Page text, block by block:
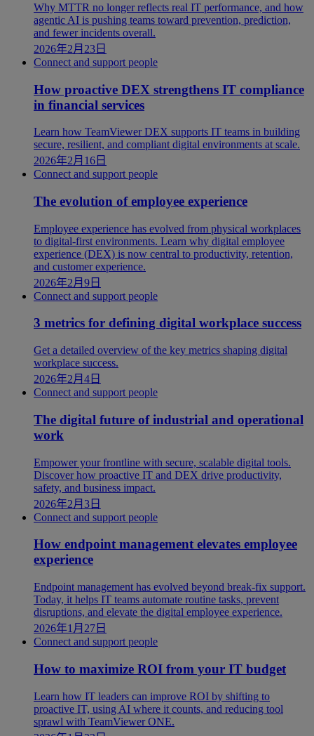
Why MTTR no longer reflects real IT performance, and how
agentic AI is pushing teams toward prevention, prediction,
and fewer incidents overall.
2026年2月23日
Connect and support people
How proactive DEX strengthens IT compliance
in financial services
Learn how TeamViewer DEX supports IT teams in building
secure, resilient, and compliant digital environments at scale.
2026年2月16日
Connect and support people
The evolution of employee experience
Employee experience has evolved from physical workplaces
to digital-first environments. Learn why digital employee
experience (DEX) is now central to productivity, retention,
and customer experience.
2026年2月9日
Connect and support people
3 metrics for defining digital workplace success
Get a detailed overview of the key metrics shaping digital
workplace success.
2026年2月4日
Connect and support people
The digital future of industrial and operational
work
Empower your frontline with secure, scalable digital tools.
Discover how proactive IT and DEX drive productivity,
safety, and business impact.
2026年2月3日
Connect and support people
How endpoint management elevates employee
experience
Endpoint management has evolved beyond break-fix support.
Today, it helps IT teams automate routine tasks, prevent
disruptions, and elevate the digital employee experience.
2026年1月27日
Connect and support people
How to maximize ROI from your IT budget
Learn how IT leaders can improve ROI by shifting to
proactive IT, using AI where it counts, and reducing tool
sprawl with TeamViewer ONE.